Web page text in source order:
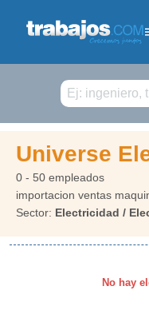
Buscar
Universe
0 - 50 empleados
importacion ventas
Sector: Electricidad /
No hay